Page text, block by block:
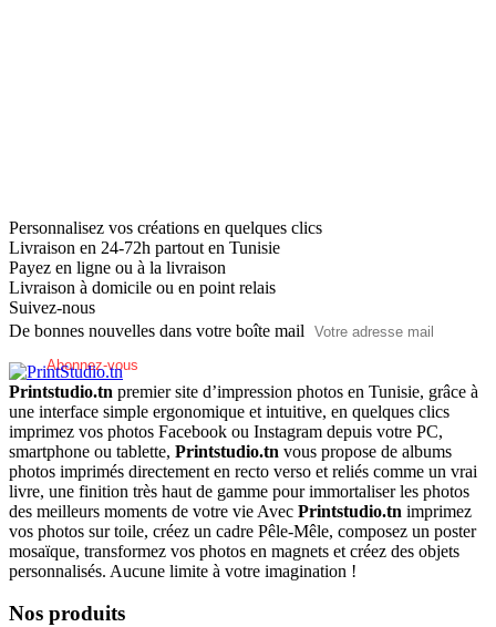
Personnalisez vos créations en quelques clics
Livraison en 24-72h partout en Tunisie
Payez en ligne ou à la livraison
Livraison à domicile ou en point relais
Suivez-nous
De bonnes nouvelles dans votre boîte mail
Printstudio.tn premier site d’impression photos en Tunisie, grâce à
une interface simple ergonomique et intuitive, en quelques clics
imprimez vos photos Facebook ou Instagram depuis votre PC,
smartphone ou tablette, Printstudio.tn vous propose de albums
photos imprimés directement en recto verso et reliés comme un vrai
livre, une finition très haut de gamme pour immortaliser les photos
des meilleurs moments de votre vie Avec Printstudio.tn imprimez
vos photos sur toile, créez un cadre Pêle-Mêle, composez un poster
mosaïque, transformez vos photos en magnets et créez des objets
personnalisés. Aucune limite à votre imagination !
Nos produits